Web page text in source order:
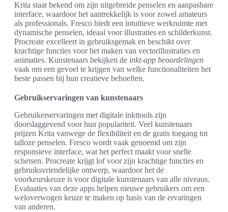
Krita staat bekend om zijn uitgebreide penselen en aanpasbare
interface, waardoor het aantrekkelijk is voor zowel amateurs
als professionals. Fresco biedt een intuïtieve werkruimte met
dynamische penselen, ideaal voor illustraties en schilderkunst.
Procreate excelleert in gebruiksgemak en beschikt over
krachtige functies voor het maken van vectorillustraties en
animaties. Kunstenaars bekijken de inkt-app beoordelingen
vaak om een gevoel te krijgen van welke functionaliteiten het
beste passen bij hun creatieve behoeften.
Gebruikservaringen van kunstenaars
Gebruikerservaringen met digitale inkttools zijn
doorslaggevend voor hun populariteit. Veel kunstenaars
prijzen Krita vanwege de flexibiliteit en de gratis toegang tot
talloze penselen. Fresco wordt vaak genoemd om zijn
responsieve interface, wat het perfect maakt voor snelle
schetsen. Procreate krijgt lof voor zijn krachtige functies en
gebruiksvriendelijke ontwerp, waardoor het de
voorkeurskeuze is voor digitale kunstenaars van alle niveaus.
Evaluaties van deze apps helpen nieuwe gebruikers om een
weloverwogen keuze te maken op basis van de ervaringen
van anderen.